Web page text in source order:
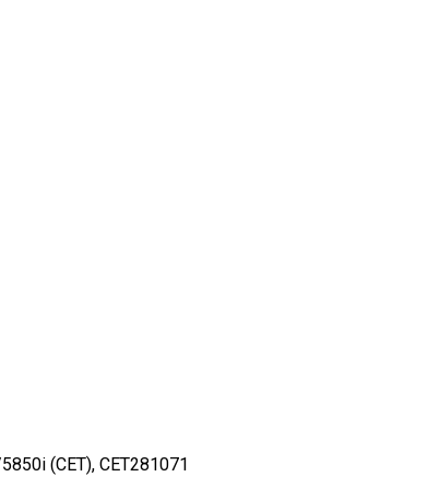
(CET), CET281071